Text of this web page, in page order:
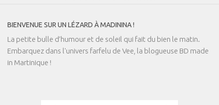
BIENVENUE SUR UN LÉZARD À MADININA !
La petite bulle d’humour et de soleil qui fait du bien le matin.
Embarquez dans l'univers farfelu de Vee, la blogueuse BD made
in Martinique !